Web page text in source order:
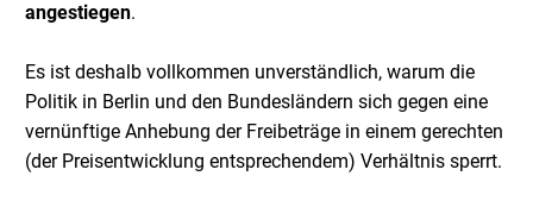
angestiegen.
Es ist deshalb vollkommen unverständlich, warum die
Politik in Berlin und den Bundesländern sich gegen eine
vernünftige Anhebung der Freibeträge in einem gerechten
(der Preisentwicklung entsprechendem) Verhältnis sperrt.